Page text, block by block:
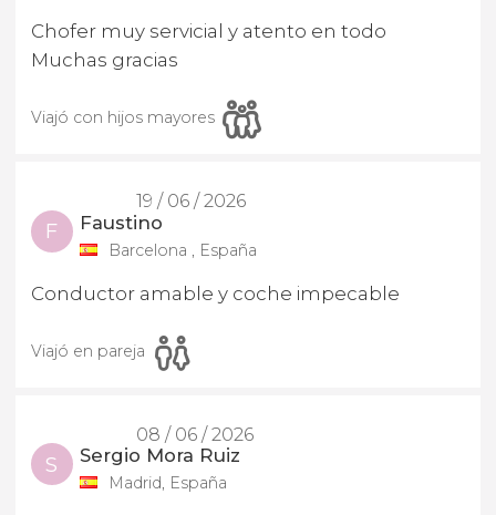
Chofer muy servicial y atento en todo
Muchas gracias
Viajó con hijos mayores
19 / 06 / 2026
F Faustino
Barcelona , España
Conductor amable y coche impecable
Viajó en pareja
08 / 06 / 2026
S Sergio Mora Ruiz
Madrid, España